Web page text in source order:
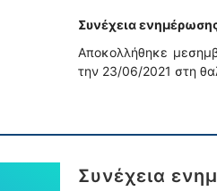
Συνέχεια
Αποκολλήθηκε
την 23/06/2021 στη
Συνέχεια